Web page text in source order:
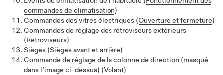
commandes de climatisation)
Commandes des vitres électriques (Ouverture et fermeture)
Commandes de réglage des rétroviseurs extérieurs
(Rétroviseurs)
Sièges (Sièges avant et arrière)
Commande de réglage de la colonne de direction (masqué
dans l’image ci-dessus) (Volant)